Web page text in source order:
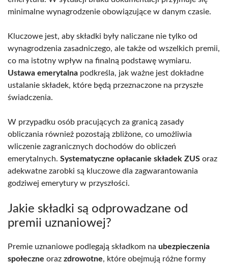
minimalne wynagrodzenie obowiązujące w danym czasie.
Kluczowe jest, aby składki były naliczane nie tylko od
wynagrodzenia zasadniczego, ale także od wszelkich premii,
co ma istotny wpływ na finalną podstawę wymiaru.
Ustawa emerytalna podkreśla, jak ważne jest dokładne
ustalanie składek, które będą przeznaczone na przyszłe
świadczenia.
W przypadku osób pracujących za granicą zasady
obliczania również pozostają zbliżone, co umożliwia
wliczenie zagranicznych dochodów do obliczeń
emerytalnych. Systematyczne opłacanie składek ZUS oraz
adekwatne zarobki są kluczowe dla zagwarantowania
godziwej emerytury w przyszłości.
Jakie składki są odprowadzane od
premii uznaniowej?
Premie uznaniowe podlegają składkom na ubezpieczenia
społeczne oraz zdrowotne, które obejmują różne formy